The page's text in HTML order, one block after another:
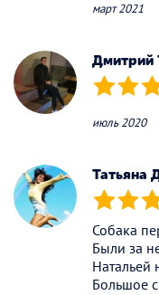
март 2021
Дмитрий
(*) (*) (*)
июль 2020
Татьяна
(*) (*) (*)
Собака
Были за
Натальей
Большое